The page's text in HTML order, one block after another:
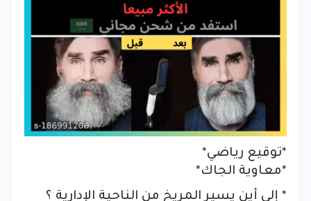
*توقيع رياضي*
*معاوية الجاك*
* إلى أين يسير المريخ من الناحية الإدارية ؟